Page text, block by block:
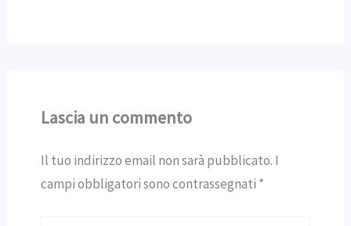
Lascia un commento
Il tuo indirizzo email non sarà pubblicato. I
campi obbligatori sono contrassegnati *